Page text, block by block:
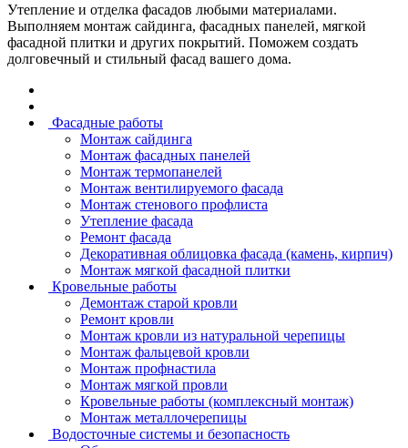
Утепление и отделка фасадов любыми материалами.
Выполняем монтаж сайдинга, фасадных панелей, мягкой
фасадной плитки и других покрытий. Поможем создать
долговечный и стильный фасад вашего дома.
Фасадные работы
Монтаж сайдинга
Монтаж фасадных панелей
Монтаж термопанелей
Монтаж вентилируемого фасада
Монтаж стенового профлиста
Утепление фасада
Ремонт фасада
Декоративная облицовка фасада (камень, кирпич)
Монтаж мягкой фасадной плитки
Кровельные работы
Демонтаж старой кровли
Ремонт кровли
Монтаж кровли из натуральной черепицы
Монтаж фальцевой кровли
Монтаж профнастила
Монтаж мягкой провли
Кровельные работы (комплексный монтаж)
Монтаж металлочерепицы
Водосточные системы и безопасность